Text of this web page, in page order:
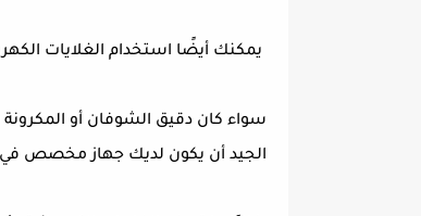
يمكنك أيضًا استخدام الغلايات
سواء كان دقيق الشوفان أو
الجيد أن يكون لديك جهاز مخصص